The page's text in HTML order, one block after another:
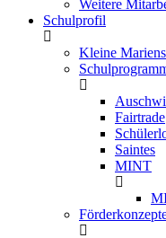
Weitere
Schulprofil
Kleine
Fairtrade
Saintes
MINT